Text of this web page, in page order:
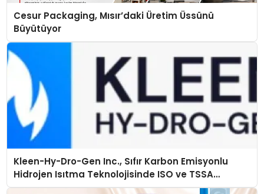
Cesur Packaging, Mısır’daki Üretim Üssünü
Büyütüyor
Kleen-Hy-Dro-Gen Inc., Sıfır Karbon Emisyonlu
Hidrojen Isıtma Teknolojisinde ISO ve TSSA
Düzenleyici Onaylarını Aldı